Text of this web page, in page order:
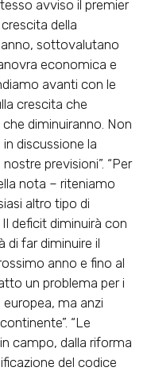
avviso il premier
della
sottovalutano
economica e
avanti con le
crescita che
diminuiranno. Non
discussione la
previsioni”. “Per
nota – riteniamo
altro tipo di
deficit diminuirà con
di far diminuire il
anno e fino al
un problema per i
europea, ma anzi
“Le
campo, dalla riforma
del codice